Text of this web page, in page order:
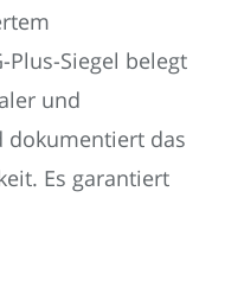
Plus-Siegel belegt
und
dokumentiert das
Es garantiert